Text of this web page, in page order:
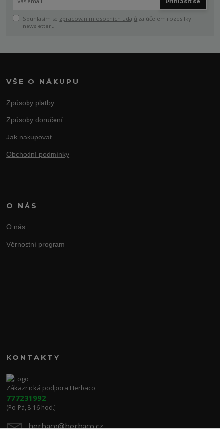
Přihlásit se
Souhlasím se zpracováním osobních údajů za účelem rozesílky
newsletteru.
VŠE O NÁKUPU
Způsoby platby
Způsoby doručení
Jak nakupovat
Obchodní podmínky
O NÁS
O nás
Věrnostní program
KONTAKTY
Zákaznická podpora Herbaco
777231992
(Po-Pá, 8-16 hod.)
herbaco@herbaco.cz